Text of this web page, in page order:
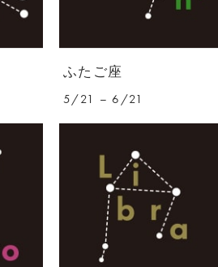
ふたご座
5/21 – 6/21